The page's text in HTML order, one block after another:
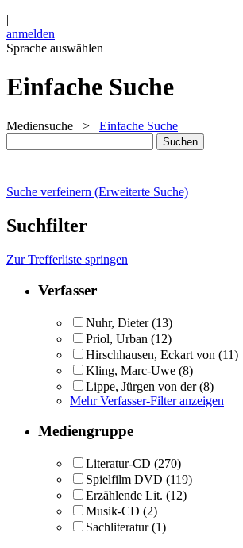
|
anmelden
Sprache auswählen
Einfache Suche
Mediensuche > Einfache Suche
Suche verfeinern (Erweiterte Suche)
Suchfilter
Zur Trefferliste springen
Verfasser
Nuhr, Dieter (13)
Priol, Urban (12)
Hirschhausen, Eckart von (11)
Kling, Marc-Uwe (8)
Lippe, Jürgen von der (8)
Mehr Verfasser-Filter anzeigen
Mediengruppe
Literatur-CD (270)
Spielfilm DVD (119)
Erzählende Lit. (12)
Musik-CD (2)
Sachliteratur (1)